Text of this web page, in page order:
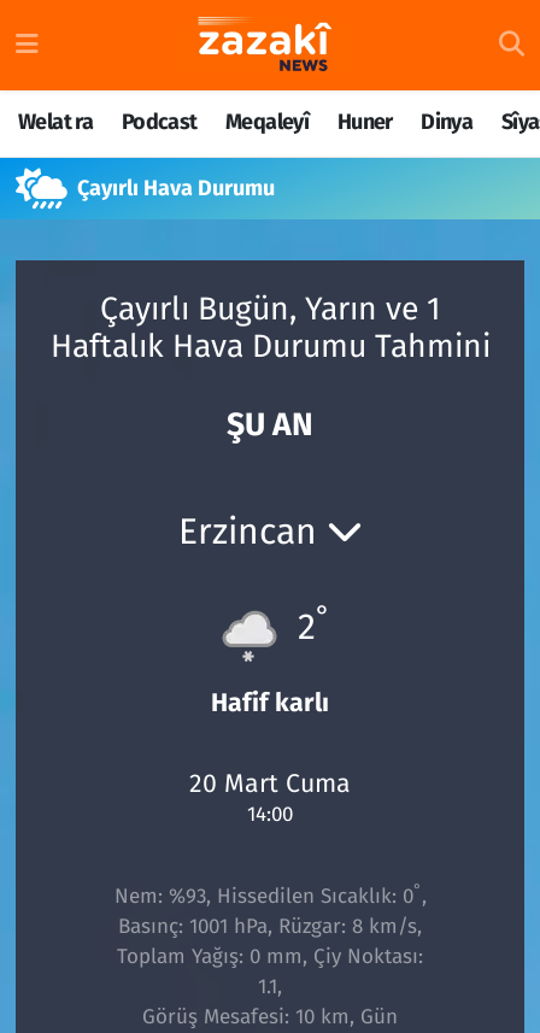
Welat ra Podcast Meqaleyî Huner Dinya
Çayırlı Hava Durumu
Çayırlı Bugün, Yarın ve 1
Haftalık Hava Durumu Tahmini
ŞU AN
Erzincan
2°
Hafif karlı
20 Mart Cuma
14:00
Nem: %93, Hissedilen Sıcaklık: 0° ,
Basınç: 1001 hPa, Rüzgar: 8 km/s,
Toplam Yağış: 0 mm, Çiy Noktası:
1.1,
Görüş Mesafesi: 10 km, Gün
Welat ra
Podcast
Meqaleyî
Dinya
Nöbetçi Eczaneler
Hava Durumu
Namaz Vakitleri
Süper Lig Puan Durumu ve Fikstür